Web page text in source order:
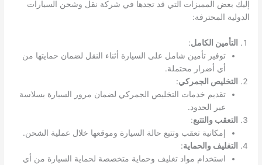
إليك بعض المميزات التي قد تجدها في شركة نقل وشحن السيارات
الدولية المحترفة:
التأمين الكامل:
توفير تأمين شامل على السيارة أثناء النقل لضمان حمايتها من
أي أضرار محتملة.
التخليص الجمركي:
تقديم خدمات التخليص الجمركي لضمان مرور السيارة بسلاسة
عبر الحدود.
التعقب والتتبع:
إمكانية تعقب وتتبع حالة السيارة وموقعها خلال عملية الشحن.
التغليف والحماية:
استخدام مواد تغليف وحماية متخصصة لحماية السيارة من أي